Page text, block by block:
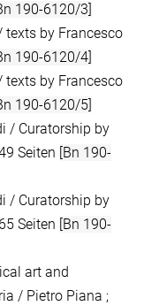
190-6120/3]
texts by Francesco
190-6120/4]
texts by Francesco
190-6120/5]
/ Curatorship by
Seiten [Bn 190-
/ Curatorship by
Seiten [Bn 190-
art and
/ Pietro Piana ;